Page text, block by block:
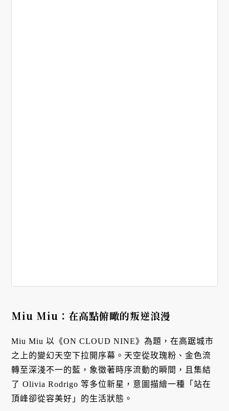
Miu Miu：在高點俯瞰的叛逆浪漫
Miu Miu 以《ON CLOUD NINE》為題，在高踞城市
之上的變幻天空下拉開序幕。天空從玫瑰粉、金色流
轉至深淺不一的藍，象徵著時序流動的瞬間，且集結
了 Olivia Rodrigo 等多位新星，意圖描繪一種「站在
頂峰卻從容美好」的生活狀態。